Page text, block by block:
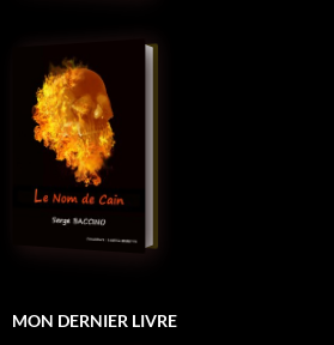
MON DERNIER LIVRE